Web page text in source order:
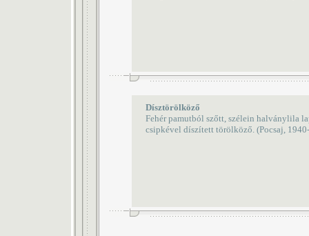
Dísztörölköző
Fehér pamutból szőtt, szélein halványlila
csipkével díszített törölköző. (Pocsaj,